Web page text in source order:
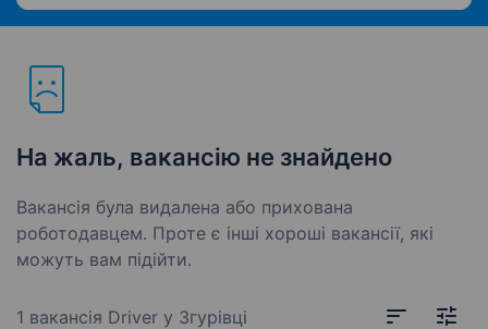
На жаль, вакансію не знайдено
Вакансія була видалена або прихована
роботодавцем. Проте є інші хороші вакансії, які
можуть вам підійти.
1 вакансія Driver у Згурівці